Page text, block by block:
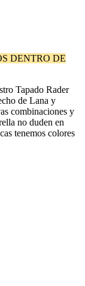
DENTRO DE
Tapado Rader
de Lana y
combinaciones y
no duden en
tenemos colores